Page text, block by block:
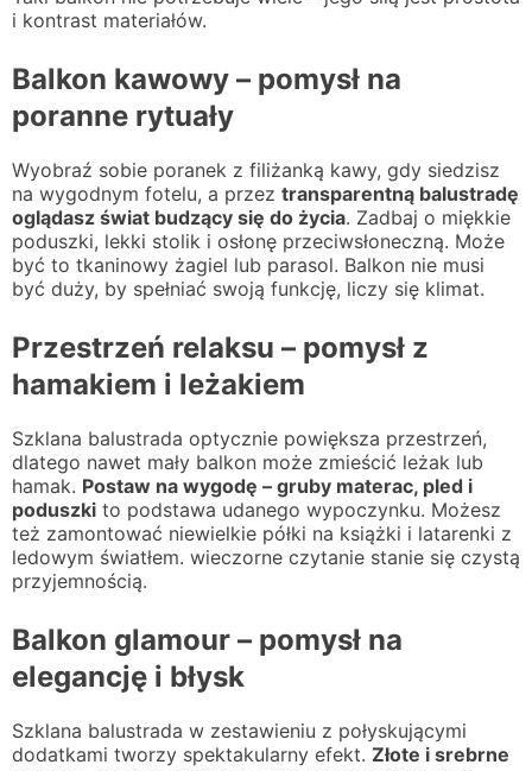
i kontrast materiałów.
Balkon kawowy – pomysł na
poranne rytuały
Wyobraź sobie poranek z filiżanką kawy, gdy siedzisz
na wygodnym fotelu, a przez transparentną balustradę
oglądasz świat budzący się do życia. Zadbaj o miękkie
poduszki, lekki stolik i osłonę przeciwsłoneczną. Może
być to tkaninowy żagiel lub parasol. Balkon nie musi
być duży, by spełniać swoją funkcję, liczy się klimat.
Przestrzeń relaksu – pomysł z
hamakiem i leżakiem
Szklana balustrada optycznie powiększa przestrzeń,
dlatego nawet mały balkon może zmieścić leżak lub
hamak. Postaw na wygodę – gruby materac, pled i
poduszki to podstawa udanego wypoczynku. Możesz
też zamontować niewielkie półki na książki i latarenki z
ledowym światłem. wieczorne czytanie stanie się czystą
przyjemnością.
Balkon glamour – pomysł na
elegancję i błysk
Szklana balustrada w zestawieniu z połyskującymi
dodatkami tworzy spektakularny efekt. Złote i srebrne